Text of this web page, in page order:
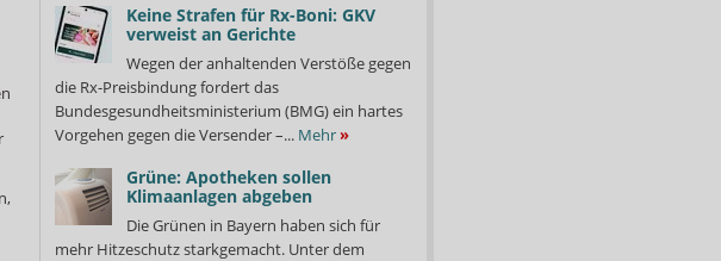
Keine Strafen für Rx-Boni: GKV
verweist an Gerichte
Wegen der anhaltenden Verstöße gegen
die Rx-Preisbindung fordert das
Bundesgesundheitsministerium (BMG) ein hartes
Vorgehen gegen die Versender –... Mehr»
Grüne: Apotheken sollen
Klimaanlagen abgeben
Die Grünen in Bayern haben sich für
mehr Hitzeschutz starkgemacht. Unter dem